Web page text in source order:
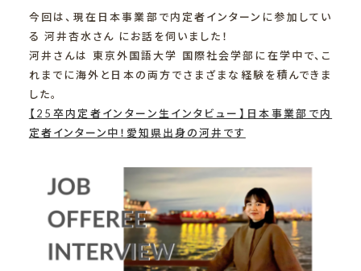
今回は、現在日本事業部で内定者インターンに参加してい
る 河井杏水さん にお話を伺いました！
河井さんは 東京外国語大学 国際社会学部に在学中で、こ
れまでに海外と日本の両方でさまざまな経験を積んできま
した。
【25卒内定者インターン生インタビュー】日本事業部で内
定者インターン中！愛知県出身の河井です